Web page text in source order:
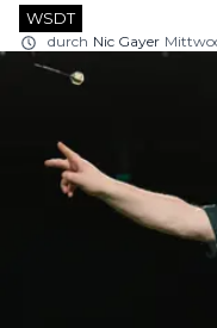
WSDT
durch Nic Gayer